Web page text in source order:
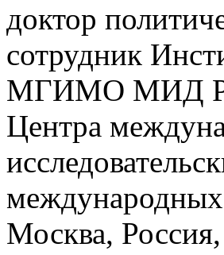
доктор
сотрудник
МГИМО МИД
Центра
Москва, Россия,